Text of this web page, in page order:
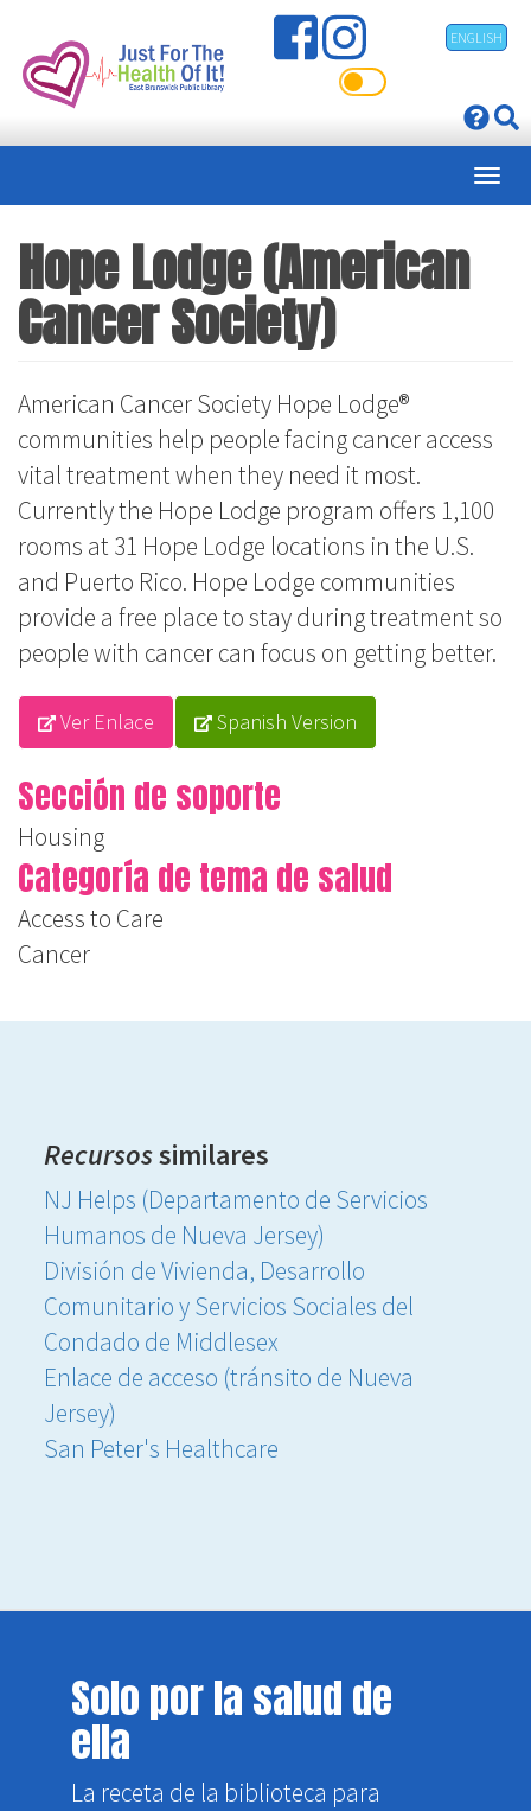
contenido
ENGLISH
Hope Lodge (American
Cancer Society)
American Cancer Society Hope Lodge®
communities help people facing cancer access
vital treatment when they need it most.
Currently the Hope Lodge program offers 1,100
rooms at 31 Hope Lodge locations in the U.S.
and Puerto Rico. Hope Lodge communities
provide a free place to stay during treatment so
people with cancer can focus on getting better.
Ver Enlace Spanish Version
Sección de soporte
Housing
Categoría de tema de salud
Access to Care
Cancer
Recursossimilares
NJ Helps (Departamento de Servicios
Humanos de Nueva Jersey)
División de Vivienda, Desarrollo
Comunitario y Servicios Sociales del
Condado de Middlesex
Enlace de acceso (tránsito de Nueva
Jersey)
San Peter's Healthcare
Solo por la salud de
ella
La receta de la biblioteca para